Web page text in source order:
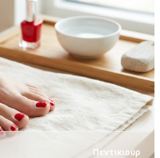
Πεντικιούρ